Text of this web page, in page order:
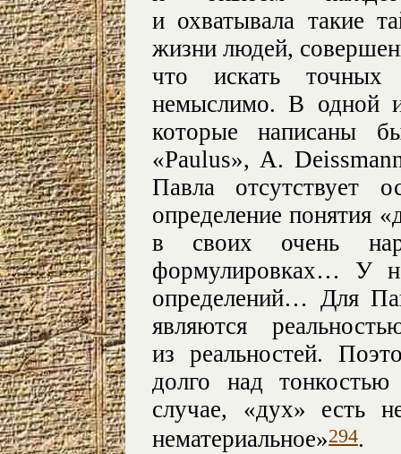
и охватывала такие
жизни людей,
что искать точных
немыслимо. В одной
которые написаны
«Paulus», A.
Павла отсутствует
определение понятия
в своих очень
формулировках… У
определений… Для
являются
из реальностей.
долго над
случае, «дух» есть
нематериальное»294.